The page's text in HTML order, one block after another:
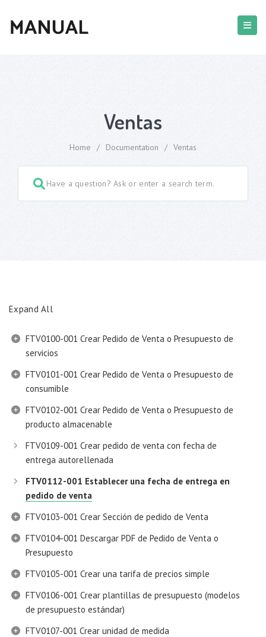
Ventas
Home / Documentation / Ventas
Expand All
FTV0100-001 Crear Pedido de Venta o Presupuesto de
servicios
FTV0101-001 Crear Pedido de Venta o Presupuesto de
consumible
FTV0102-001 Crear Pedido de Venta o Presupuesto de
producto almacenable
FTV0109-001 Crear pedido de venta con fecha de
entrega autorellenada
FTV0112-001 Establecer una fecha de entrega en
pedido de venta
FTV0103-001 Crear Sección de pedido de Venta
FTV0104-001 Descargar PDF de Pedido de Venta o
Presupuesto
FTV0105-001 Crear una tarifa de precios simple
FTV0106-001 Crear plantillas de presupuesto (modelos
de presupuesto estándar)
FTV0107-001 Crear unidad de medida